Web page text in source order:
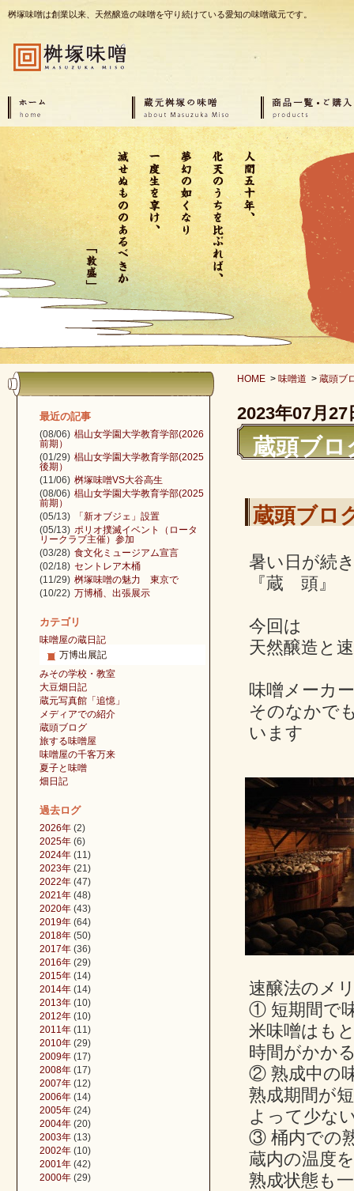
桝塚味噌は創業以来、天然醸造の味噌を守り続けている愛知の味噌蔵元です。
HOME > 味噌道 > 蔵頭ブ
2023年07月27
蔵頭ブロ
蔵頭ブロ
暑い日が続
『蔵 頭』
今回は
天然醸造と
味噌メーカ
そのなかで
います
速醸法のメ
① 短期間で
米味噌はも
時間がかか
② 熟成中の
熟成期間が
よって少な
③ 桶内での
蔵内の温度
熟成状態も
最近の記事
(08/06) 椙山女学園大学教育学部(2026
前期）
(01/29) 椙山女学園大学教育学部(2025
後期）
(11/06) 桝塚味噌VS大谷高生
(08/06) 椙山女学園大学教育学部(2025
前期）
(05/13)
「新オブジェ」設置
(05/13) ポリオ撲滅イベント（ロータ
リークラブ主催）参加
(03/28) 食文化ミュージアム宣言
(02/18) セントレア木桶
(11/29) 桝塚味噌の魅力 東京で
(10/22) 万博桶、出張展示
カテゴリ
味噌屋の蔵日記
万博出展記
みその学校・教室
大豆畑日記
蔵元写真館「追憶」
メディアでの紹介
蔵頭ブログ
旅する味噌屋
味噌屋の千客万来
夏子と味噌
畑日記
過去ログ
2026年 (2)
2025年 (6)
2024年 (11)
2023年 (21)
2022年 (47)
2021年 (48)
2020年 (43)
2019年 (64)
2018年 (50)
2017年 (36)
2016年 (29)
2015年 (14)
2014年 (14)
2013年 (10)
2012年 (10)
2011年 (11)
2010年 (29)
2009年 (17)
2008年 (17)
2007年 (12)
2006年 (14)
2005年 (24)
2004年 (20)
2003年 (13)
2002年 (10)
2001年 (42)
2000年 (29)